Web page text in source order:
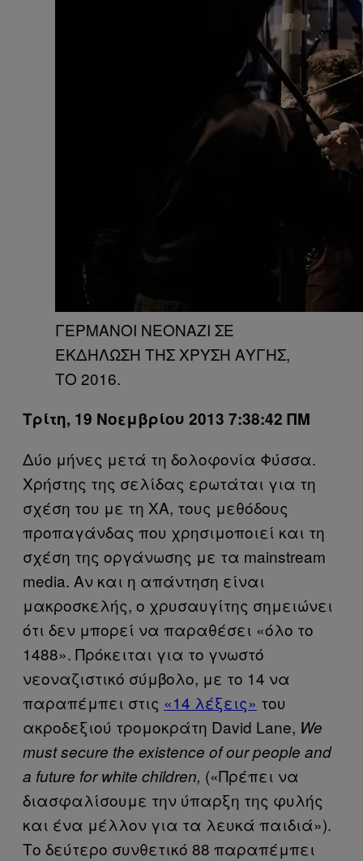
ΓΕΡΜΑΝΟΙ ΝΕΟΝΑΖΙ ΣΕ
ΕΚΔΗΛΩΣΗ ΤΗΣ ΧΡΥΣΗ ΑΥΓΗΣ,
ΤΟ 2016.
Τρίτη, 19 Νοεμβρίου 2013 7:38:42 ΠΜ
Δύο μήνες μετά τη δολοφονία Φύσσα.
Χρήστης της σελίδας ερωτάται για τη
σχέση του με τη ΧΑ, τους μεθόδους
προπαγάνδας που χρησιμοποιεί και τη
σχέση της οργάνωσης με τα mainstream
media. Αν και η απάντηση είναι
μακροσκελής, ο χρυσαυγίτης σημειώνει
ότι δεν μπορεί να παραθέσει «όλο το
1488». Πρόκειται για το γνωστό
νεοναζιστικό σύμβολο, με το 14 να
παραπέμπει στις «14 λέξεις» του
ακροδεξιού τρομοκράτη David Lane, We
must secure the existence of our people and
a future for white children, («Πρέπει να
διασφαλίσουμε την ύπαρξη της φυλής
και ένα μέλλον για τα λευκά παιδιά»).
Το δεύτερο συνθετικό 88 παραπέμπει